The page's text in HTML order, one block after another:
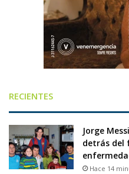
RECIENTES
Jorge
detrás del
Hace 14